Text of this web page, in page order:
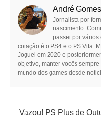
André Gomes
Jornalista por
nascimento.
passei por vários
coração é o PS4 e o PS Vita.
Joguei em 2020 e
objetivo, manter vocês
mundo dos games desde
Vazou! PS Plus de